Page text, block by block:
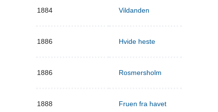
1884 Vildanden
1886 Hvide heste
1886 Rosmersholm
1888 Fruen fra havet